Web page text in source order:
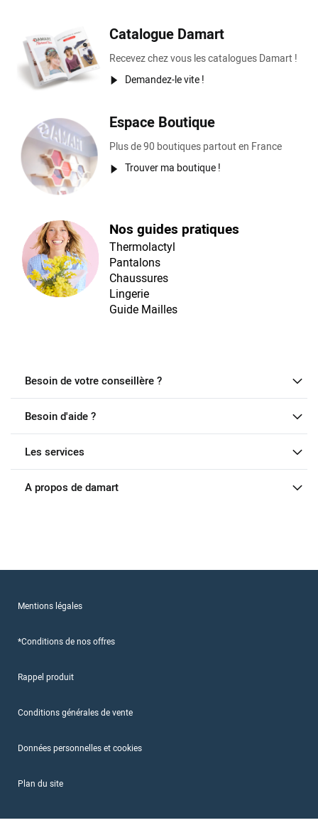
Catalogue Damart
Recevez chez vous les catalogues Damart !
Demandez-le vite !
Espace Boutique
Plus de 90 boutiques partout en France
Trouver ma boutique !
Nos guides pratiques
Thermolactyl
Pantalons
Chaussures
Lingerie
Guide Mailles
Besoin de votre conseillère ?
Besoin d'aide ?
Les services
A propos de damart
Mentions légales
*Conditions de nos offres
Rappel produit
Conditions générales de vente
Données personnelles et cookies
Plan du site